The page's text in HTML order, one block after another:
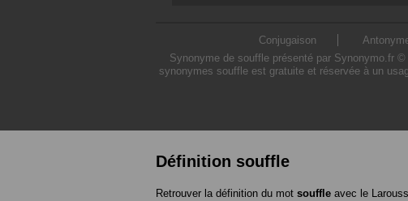
Conjugaison
Synonyme de souffle présenté par Synonymo.fr
synonymes souffle est gratuite et réservée à un
Définition souffle
Retrouver la définition du mot souffle avec le